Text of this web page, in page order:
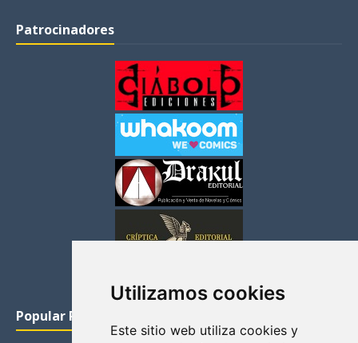
Utilizamos cookies
Este sitio web utiliza cookies y
Patrocinadores
Popular Posts